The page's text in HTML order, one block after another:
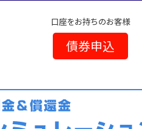
口座をお持ちのお客様
債券申込